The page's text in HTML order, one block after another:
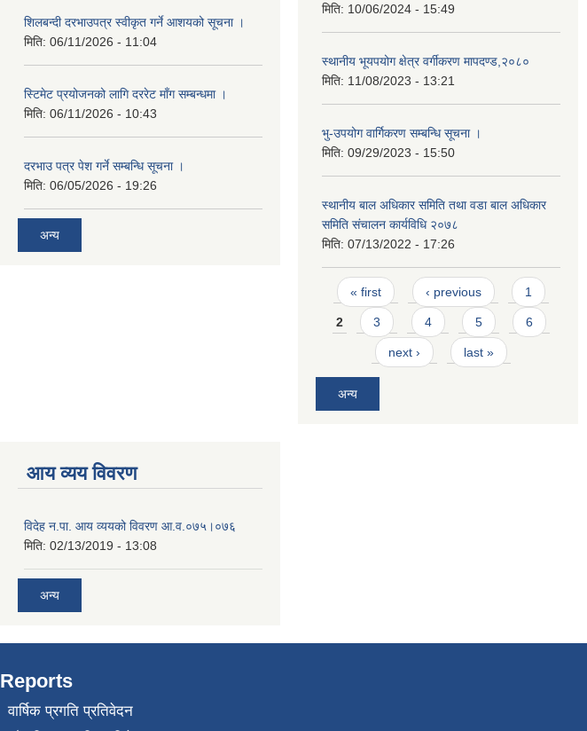
शिलबन्दी दरभाउपत्र स्वीकृत गर्ने आशयको सूचना ।
मिति: 06/11/2026 - 11:04
स्टिमेट प्रयोजनको लागि दररेट माँग सम्बन्धमा ।
मिति: 06/11/2026 - 10:43
दरभाउ पत्र पेश गर्ने सम्बन्धि सूचना ।
मिति: 06/05/2026 - 19:26
अन्य
मिति: 10/06/2024 - 15:49
स्थानीय भूयपयोग क्षेत्र वर्गीकरण मापदण्ड,२०८०
मिति: 11/08/2023 - 13:21
भु-उपयोग वार्गिकरण सम्बन्धि सूचना ।
मिति: 09/29/2023 - 15:50
स्थानीय बाल अधिकार समिति तथा वडा बाल अधिकार
समिति संचालन कार्यविधि २०७८
मिति: 07/13/2022 - 17:26
Pages
« first ‹ previous 1
2 3 4 5 6
next › last »
अन्य
आय व्यय विवरण
विदेह न.पा. आय व्ययको विवरण आ.व.०७५।०७६
मिति: 02/13/2019 - 13:08
अन्य
Reports
वार्षिक प्रगति प्रतिवेदन